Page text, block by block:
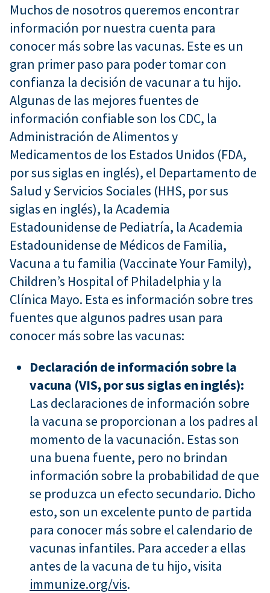
Muchos de nosotros queremos encontrar
información por nuestra cuenta para
conocer más sobre las vacunas. Este es un
gran primer paso para poder tomar con
confianza la decisión de vacunar a tu hijo.
Algunas de las mejores fuentes de
información confiable son los CDC, la
Administración de Alimentos y
Medicamentos de los Estados Unidos (FDA,
por sus siglas en inglés), el Departamento de
Salud y Servicios Sociales (HHS, por sus
siglas en inglés), la Academia
Estadounidense de Pediatría, la Academia
Estadounidense de Médicos de Familia,
Vacuna a tu familia (Vaccinate Your Family),
Children’s Hospital of Philadelphia y la
Clínica Mayo. Esta es información sobre tres
fuentes que algunos padres usan para
conocer más sobre las vacunas:
Declaración de información sobre la
vacuna (VIS, por sus siglas en inglés):
Las declaraciones de información sobre
la vacuna se proporcionan a los padres al
momento de la vacunación. Estas son
una buena fuente, pero no brindan
información sobre la probabilidad de que
se produzca un efecto secundario. Dicho
esto, son un excelente punto de partida
para conocer más sobre el calendario de
vacunas infantiles. Para acceder a ellas
antes de la vacuna de tu hijo, visita
immunize.org/vis.